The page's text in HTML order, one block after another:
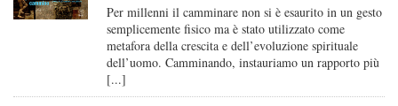
Per millenni il camminare non si è esaurito in un gesto
semplicemente fisico ma è stato utilizzato come
metafora della crescita e dell’evoluzione spirituale
dell’uomo. Camminando, instauriamo un rapporto più
[...]